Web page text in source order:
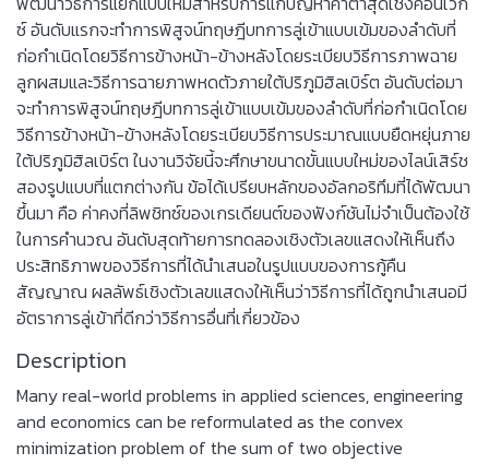
ซ์ อันดับแรกจะทำการพิสูจน์ทฤษฎีบทการลู่เข้าแบบเข้มของลำดับที่
ก่อกำเนิดโดยวิธีการข้างหน้า-ข้างหลังโดยระเบียบวิธีการภาพฉาย
ลูกผสมและวิธีการฉายภาพหดตัวภายใต้ปริภูมิฮิลเบิร์ต อันดับต่อมา
จะทำการพิสูจน์ทฤษฎีบทการลู่เข้าแบบเข้มของลำดับที่ก่อกำเนิดโดย
วิธีการข้างหน้า-ข้างหลังโดยระเบียบวิธีการประมาณแบบยืดหยุ่นภาย
ใต้ปริภูมิฮิลเบิร์ต ในงานวิจัยนี้จะศึกษาขนาดขั้นแบบใหม่ของไลน์เสิร์ช
สองรูปแบบที่แตกต่างกัน ข้อได้เปรียบหลักของอัลกอริทึมที่ได้พัฒนา
ขึ้นมา คือ ค่าคงที่ลิพชิทซ์ของเกรเดียนต์ของฟังก์ชันไม่จำเป็นต้องใช้
ในการคำนวณ อันดับสุดท้ายการทดลองเชิงตัวเลขแสดงให้เห็นถึง
ประสิทธิภาพของวิธีการที่ได้นำเสนอในรูปแบบของการกู้คืน
สัญญาณ ผลลัพธ์เชิงตัวเลขแสดงให้เห็นว่าวิธีการที่ได้ถูกนำเสนอมี
อัตราการลู่เข้าที่ดีกว่าวิธีการอื่นที่เกี่ยวข้อง
Description
Many real-world problems in applied sciences, engineering
and economics can be reformulated as the convex
minimization problem of the sum of two objective